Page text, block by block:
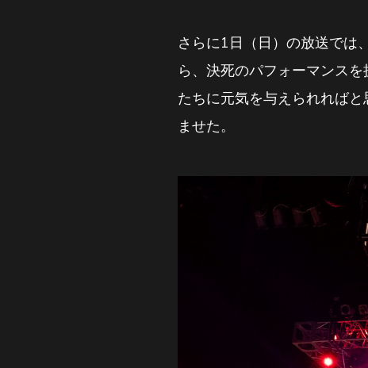
さらに1日（日）の放送では
ら、決死のパフォーマンス
たちに元気を与えられれば
ませた。